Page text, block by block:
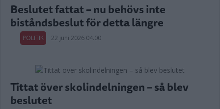
Beslutet fattat – nu behövs inte
biståndsbeslut för detta längre
POLITIK 22 juni 2026 04.00
Tittat över skolindelningen – så blev
beslutet